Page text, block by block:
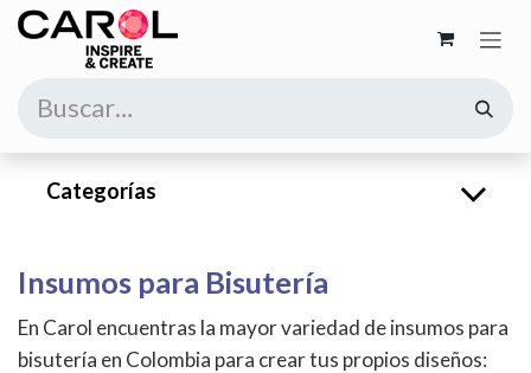
Ir al contenido
Categorías
Insumos para Bisutería
En Carol encuentras la mayor variedad de insumos para
bisutería en Colombia para crear tus propios diseños: